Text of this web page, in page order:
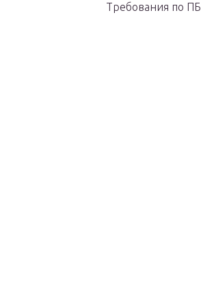
Требования по ПБ